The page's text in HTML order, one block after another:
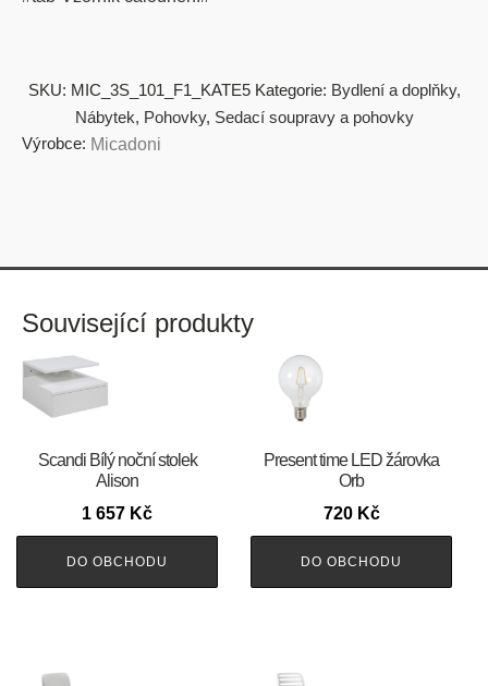
SKU: MIC_3S_101_F1_KATE5 Kategorie: Bydlení a doplňky,
Nábytek, Pohovky, Sedací soupravy a pohovky
Výrobce: Micadoni
Související produkty
Scandi Bílý noční stolek
Alison
1 657 Kč
DO OBCHODU
Present time LED žárovka
Orb
720 Kč
DO OBCHODU